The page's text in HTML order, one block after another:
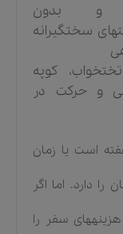
و بدون
سختگیرانه
کوپه
و حرکت در
است یا زمان
را دارد. اما اگر
سفر را